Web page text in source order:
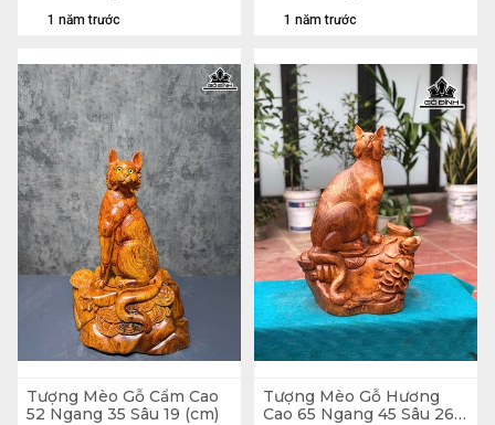
1 năm trước 1 năm trước
Tượng Mèo Gỗ Cẩm Cao
52 Ngang 35 Sâu 19 (cm)
Tượng Mèo Gỗ Hương
Cao 65 Ngang 45 Sâu 26